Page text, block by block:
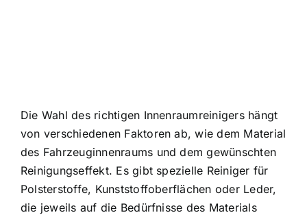
Die Wahl des richtigen Innenraumreinigers hängt
von verschiedenen Faktoren ab, wie dem Material
des Fahrzeuginnenraums und dem gewünschten
Reinigungseffekt. Es gibt spezielle Reiniger für
Polsterstoffe, Kunststoffoberflächen oder Leder,
die jeweils auf die Bedürfnisse des Materials